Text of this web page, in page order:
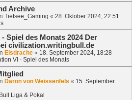
Archive
Tiefsee_Gaming « 28. Oktober 2024, 22:51
Spiel des Monats 2024 Der
civilization.writingbull.de
Eisdrache « 18. September 2024, 18:28
VI - Spiel des Monats
Daron von Weissenfels « 15. September
Liga & Pokal